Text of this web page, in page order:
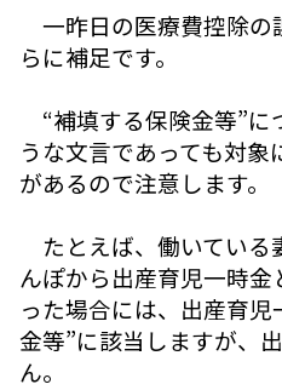
一昨日の医療費控除の
らに補足です。
“補填する保険金等”に
うな文言であっても対
があるので注意します。
たとえば、働いている
んぽから出産育児一時
った場合には、出産育
金等”に該当しますが、
ん。